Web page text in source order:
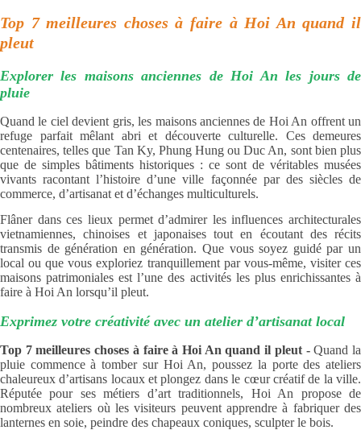
Top 7 meilleures choses à faire à Hoi An quand il
pleut
Explorer les maisons anciennes de Hoi An les jours de
pluie
Quand le ciel devient gris, les maisons anciennes de Hoi An offrent un
refuge parfait mêlant abri et découverte culturelle. Ces demeures
centenaires, telles que Tan Ky, Phung Hung ou Duc An, sont bien plus
que de simples bâtiments historiques : ce sont de véritables musées
vivants racontant l’histoire d’une ville façonnée par des siècles de
commerce, d’artisanat et d’échanges multiculturels.
Flâner dans ces lieux permet d’admirer les influences architecturales
vietnamiennes, chinoises et japonaises tout en écoutant des récits
transmis de génération en génération. Que vous soyez guidé par un
local ou que vous exploriez tranquillement par vous-même, visiter ces
maisons patrimoniales est l’une des activités les plus enrichissantes à
faire à Hoi An lorsqu’il pleut.
Exprimez votre créativité avec un atelier d’artisanat local
Top 7 meilleures choses à faire à Hoi An quand il pleut -Quand la
pluie commence à tomber sur Hoi An, poussez la porte des ateliers
chaleureux d’artisans locaux et plongez dans le cœur créatif de la ville.
Réputée pour ses métiers d’art traditionnels, Hoi An propose de
nombreux ateliers où les visiteurs peuvent apprendre à fabriquer des
lanternes en soie, peindre des chapeaux coniques, sculpter le bois.